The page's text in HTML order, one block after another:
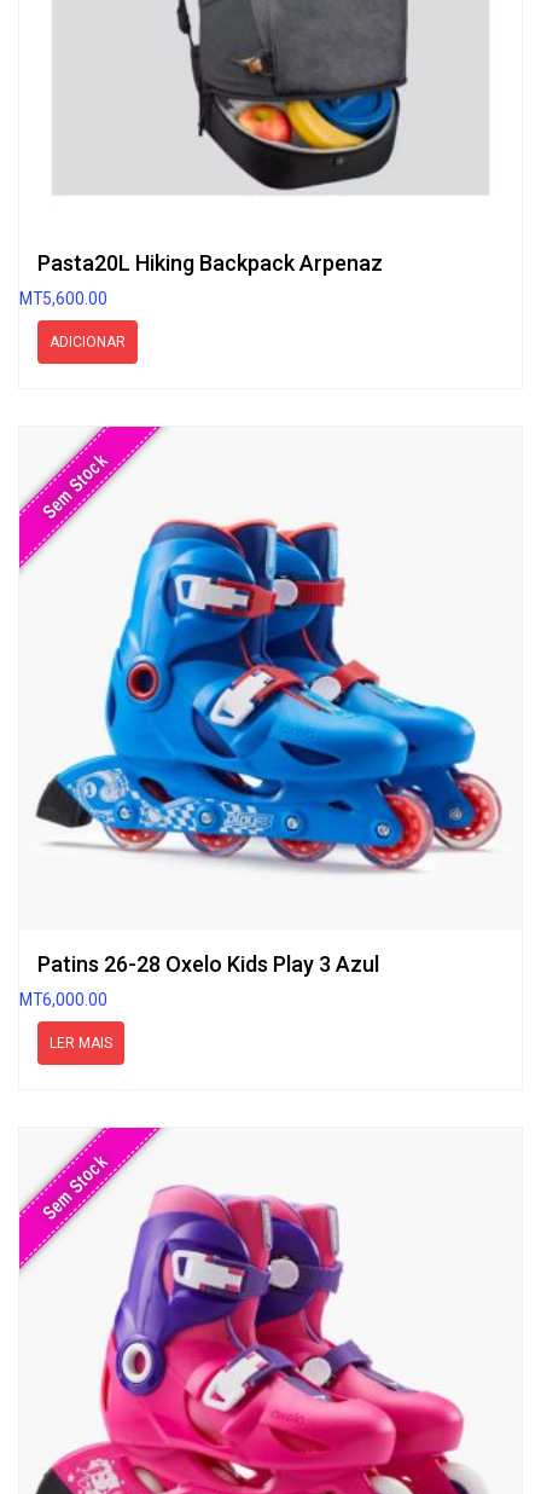
Pasta20L Hiking Backpack Arpenaz
MT5,600.00
ADICIONAR
Sem Stock
Patins 26-28 Oxelo Kids Play 3 Azul
MT6,000.00
LER MAIS
Sem Stock